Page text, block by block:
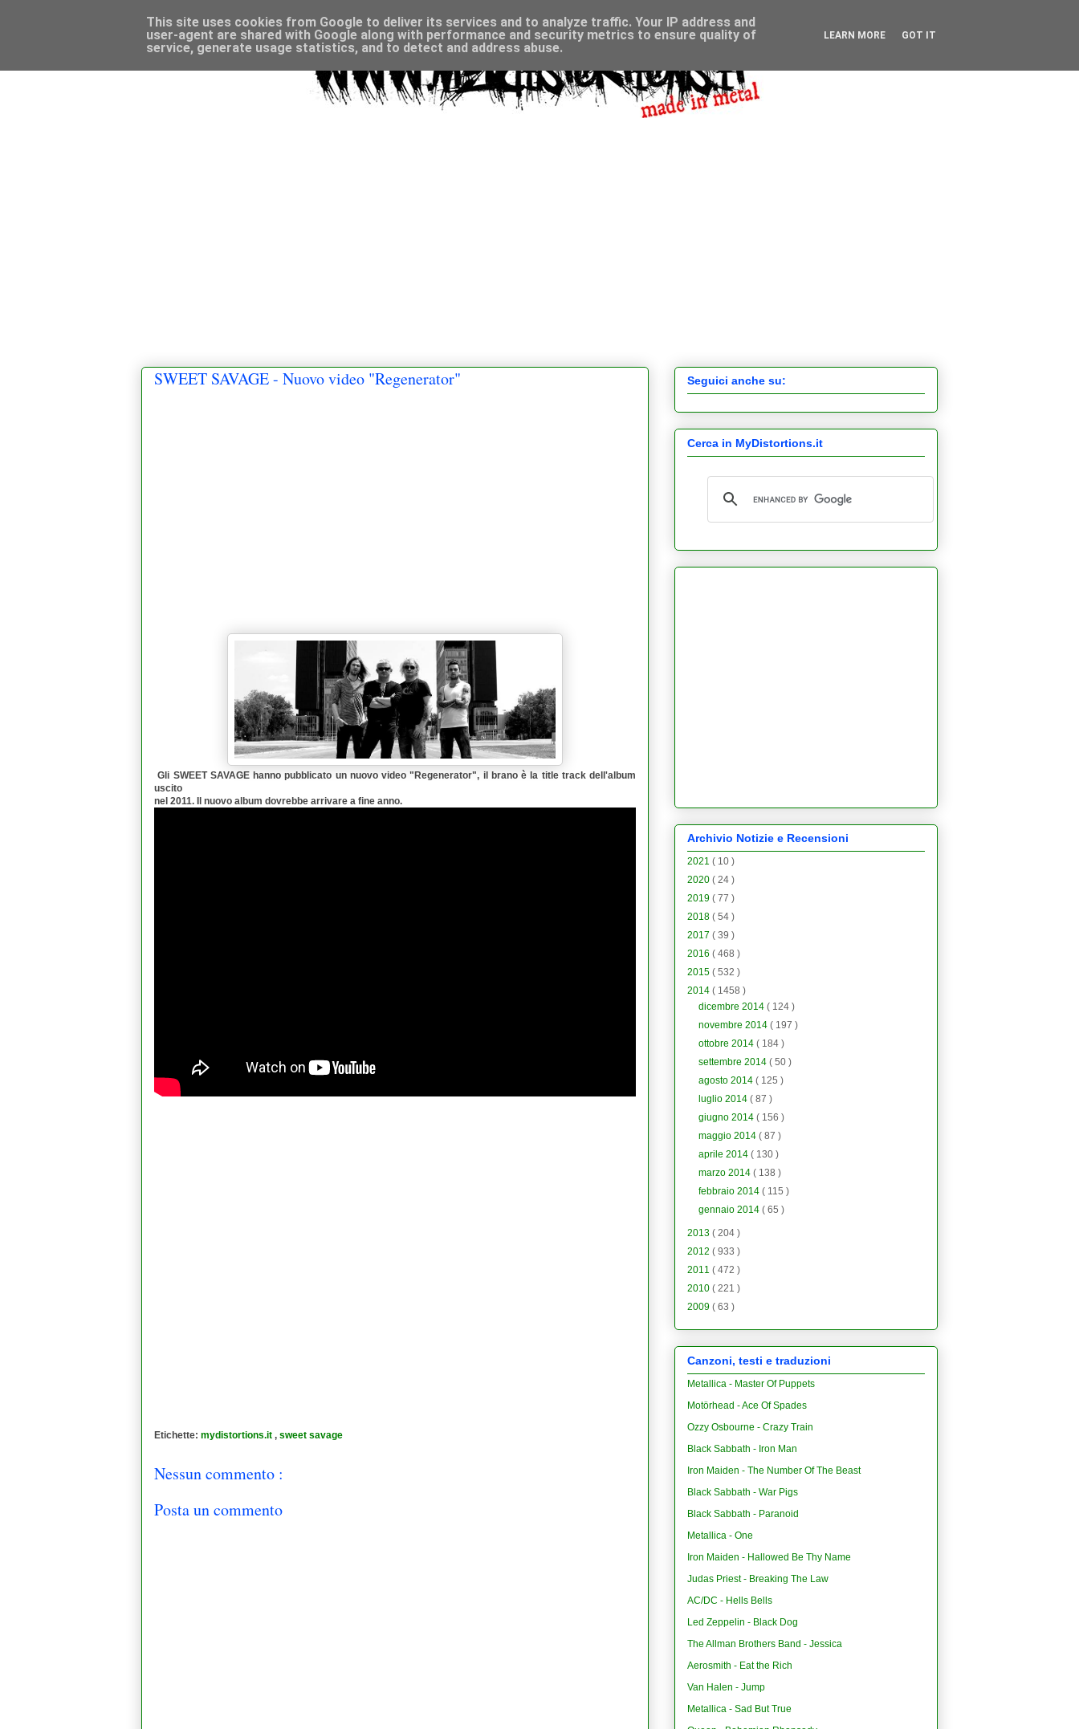
SWEET SAVAGE - Nuovo video "Regenerator"
Gli SWEET SAVAGEhanno pubblicato un nuovo video " Regenerator", il brano è la title track dell'album
uscito
nel 2011. Il nuovo album dovrebbe arrivare a fine anno.
Etichette: mydistortions.it , sweet savage
Nessun commento :
Posta un commento
Seguici anche su:
Cerca in MyDistortions.it
Archivio Notizie e Recensioni
2021 ( 10 )
2020 ( 24 )
2019 ( 77 )
2018 ( 54 )
2017 ( 39 )
2016 ( 468 )
2015 ( 532 )
2014 ( 1458 )
dicembre 2014( 124 )
novembre 2014( 197 )
ottobre 2014( 184 )
settembre 2014( 50 )
agosto 2014( 125 )
luglio 2014( 87 )
giugno 2014( 156 )
maggio 2014( 87 )
aprile 2014( 130 )
marzo 2014( 138 )
febbraio 2014( 115 )
gennaio 2014( 65 )
2013 ( 204 )
2012 ( 933 )
2011 ( 472 )
2010 ( 221 )
2009 ( 63 )
Canzoni, testi e traduzioni
Metallica - Master Of Puppets
Motörhead - Ace Of Spades
Ozzy Osbourne - Crazy Train
Black Sabbath - Iron Man
Iron Maiden - The Number Of The Beast
Black Sabbath - War Pigs
Black Sabbath - Paranoid
Metallica - One
Iron Maiden - Hallowed Be Thy Name
Judas Priest - Breaking The Law
AC/DC - Hells Bells
Led Zeppelin - Black Dog
The Allman Brothers Band - Jessica
Aerosmith - Eat the Rich
Van Halen - Jump
Metallica - Sad But True
This site uses cookies from Google to deliver its services and to analyze traffic. Your IP address and
user-agent are shared with Google along with performance and security metrics to ensure quality of
service, generate usage statistics, and to detect and address abuse.
LEARN MORE GOT IT